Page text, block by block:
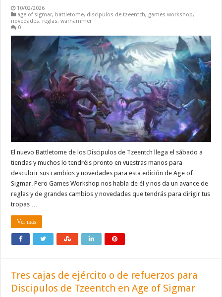
10/02/2026
age of sigmar, battletome, discipulos de tzeentch, games workshop,
novedades, reglas,warhammer
0
El nuevo Battletome de los Discipulos de Tzeentch llega el sábado a
tiendas y muchos lo tendréis pronto en vuestras manos para
descubrir sus cambios y novedades para esta edición de Age of
Sigmar. Pero Games Workshop nos habla de él y nos da un avance de
reglas y de grandes cambios y novedades que tendrás para dirigir tus
tropas …
Ver más
Tres cajas de ejército o de refuerzos para
Discipulos de Tzeentch en Age of Sigmar